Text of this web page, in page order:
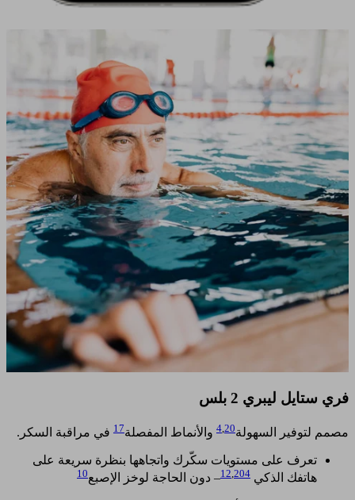
فري ستايل ليبري 2 بلس
مصمم لتوفير السهولة 4,20 والأنماط المفصلة17 في مراقبة السكر. ​
تعرف على مستويات سكّرك واتجاهها بنظرة سريعة على
هاتفك الذكي
12,204 – دون الحاجة لوخز الإصبع10